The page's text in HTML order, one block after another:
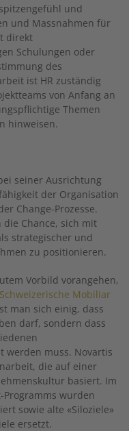
und
und Massnahmen für
direkt
Schulungen oder
des
ist HR zuständig
von Anfang an
Themen
hinweisen.
seiner Ausrichtung
der Organisation
Change-Prozesse.
Chance, sich mit
strategischer und
zu positionieren.
Vorbild vorangehen,
Mobiliar
man sich einig, dass
darf, sondern dass
werden muss. Novartis
die auf einer
basiert. Im
Programms wurden
sowie alte «Siloziele»
ersetzt.